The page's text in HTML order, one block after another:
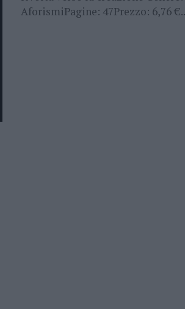
AforismiPagine: 47Prezzo: 6,76